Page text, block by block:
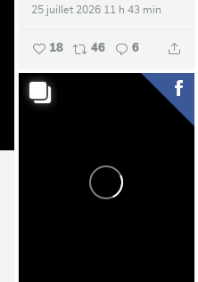
25 juillet 2026 11 h 43 min
18 46 6